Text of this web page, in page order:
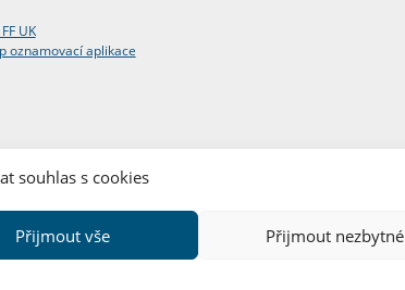
souhlas s cookies
Přijmout vše Přijmout nezbytné
UK
oznamovací aplikace